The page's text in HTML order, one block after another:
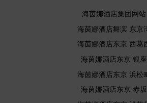
海茵娜酒店集团网站
海茵娜酒店舞滨 东京
海茵娜酒店东京 西葛
海茵娜酒店东京 银座
海茵娜酒店东京 浜松
海茵娜酒店东京 赤坂